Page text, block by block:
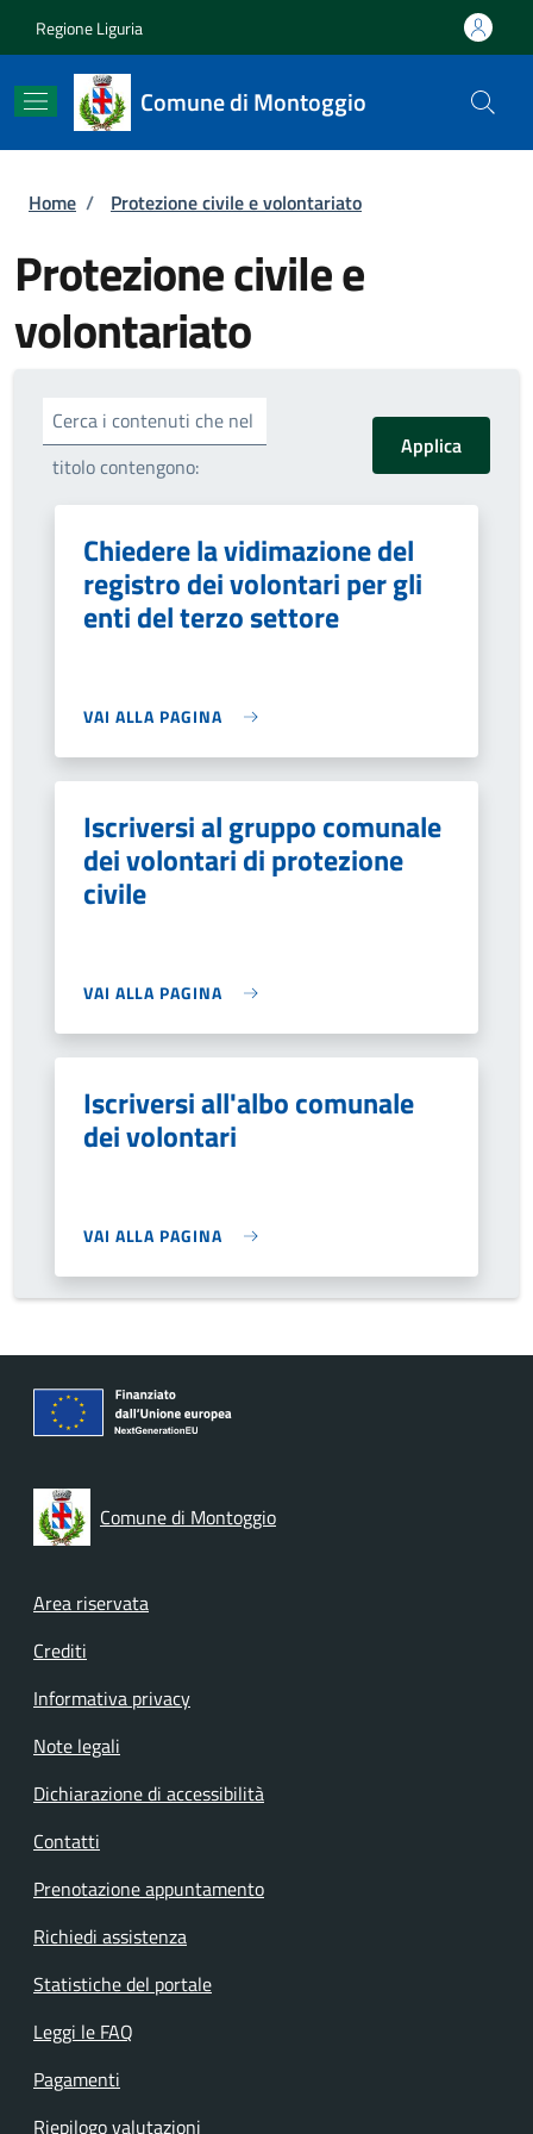
Regione Liguria
Comune di Montoggio
Briciole di pane
Home / Protezione civile e volontariato
Protezione civile e
volontariato
Cerca i contenuti che nel
titolo contengono:
Chiedere la vidimazione del
registro dei volontari per gli
enti del terzo settore
VAI ALLA PAGINA
Iscriversi al gruppo comunale
dei volontari di protezione
civile
VAI ALLA PAGINA
Iscriversi all'albo comunale
dei volontari
VAI ALLA PAGINA
Comune di Montoggio
Footer menu
Area riservata
Crediti
Informativa privacy
Note legali
Dichiarazione di accessibilità
Contatti
Prenotazione appuntamento
Richiedi assistenza
Statistiche del portale
Leggi le FAQ
Pagamenti
Riepilogo valutazioni